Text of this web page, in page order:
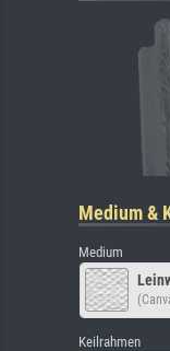
Medium &
Medium
Keilrahmen